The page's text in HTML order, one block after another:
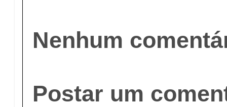
Nenhum
Postar um